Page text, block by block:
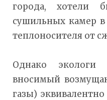
города, хотели
сушильных камер
теплоносителя от
Однако
вносимый
газы)